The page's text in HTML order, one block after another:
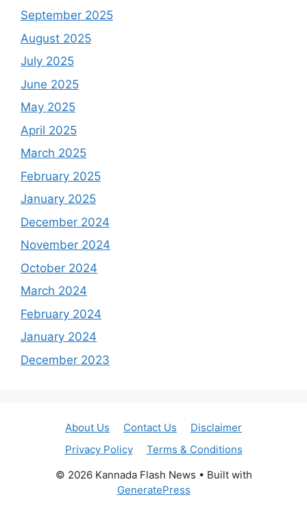
September 2025
August 2025
July 2025
June 2025
May 2025
April 2025
March 2025
February 2025
January 2025
December 2024
November 2024
October 2024
March 2024
February 2024
January 2024
December 2023
About Us Contact Us
Disclaimer
Privacy Policy
Terms & Conditions
© 2026 Kannada Flash News • Built with
GeneratePress